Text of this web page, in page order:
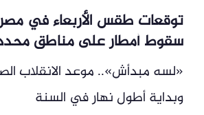
توقعات طقس الأربعاء في
سقوط أمطار على مناطق
وبداية أطول نهار في السنة